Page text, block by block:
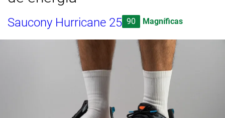
Saucony Hurricane 25 90 Magníficas